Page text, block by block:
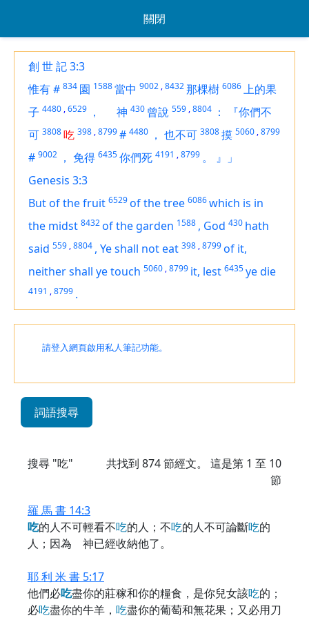
關閉
創 世 記 3:3
惟有# 834 園 1588當中 9002 ,8432那棵樹 6086上的果
子 4480 ,6529 ， 神 430 曾說 559 ,8804 ：
『你們不
可 3808吃 398 ,8799# 4480 ， 也不可 3808摸 5060 ,8799
# 9002 ， 免得 6435你們死 4191 ,8799 。
』」
Genesis 3:3
But of the fruit 6529of the tree 6086which is in
the midst 8432of the garden 1588 , God 430 hath
said 559 ,8804 , Ye shall not eat 398 ,8799of it,
neither shall ye touch 5060 ,8799 it, lest 6435ye die
4191 ,8799 .
請登入網頁啟用私人筆記功能。
詞語搜尋
搜尋 "吃" 共找到 874節經文。 這是第 1 至 10
節
羅 馬 書 14:3
吃的人不可輕看不吃的人；不吃的人不可論斷吃的
人；因為 神已經收納他了。
耶 利 米 書 5:17
他們必吃盡你的莊稼和你的糧食，是你兒女該吃的；
必吃盡你的牛羊， 吃盡你的葡萄和無花果；又必用刀